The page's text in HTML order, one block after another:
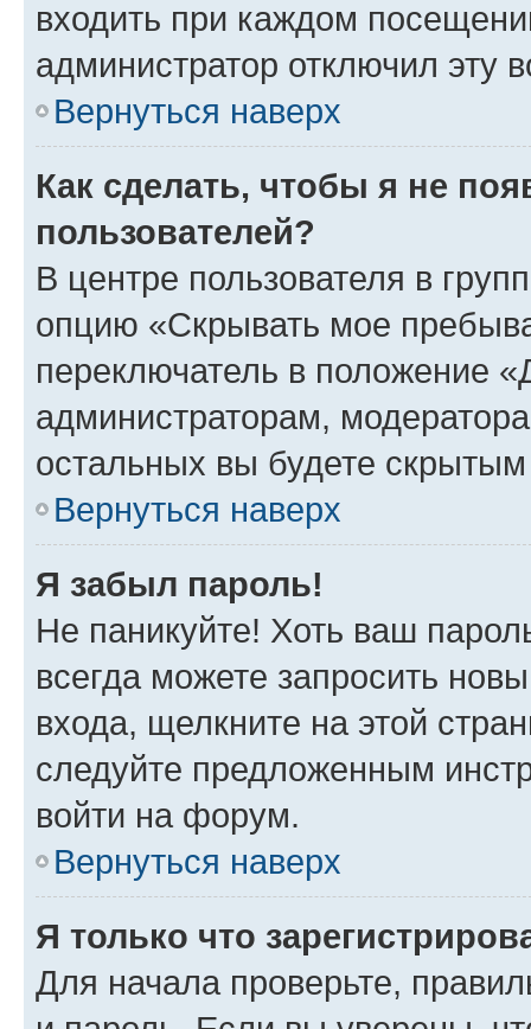
входить при каждом
администратор отключил эту
Вернуться наверх
Как сделать, чтобы я не
пользователей?
В центре пользователя в
опцию «Скрывать мое
переключатель в положение
администраторам,
остальных вы будете
Вернуться наверх
Я забыл пароль!
Не паникуйте! Хоть ваш
всегда можете запросить
входа, щелкните на этой
следуйте предложенным
войти на форум.
Вернуться наверх
Я только что
Для начала проверьте,